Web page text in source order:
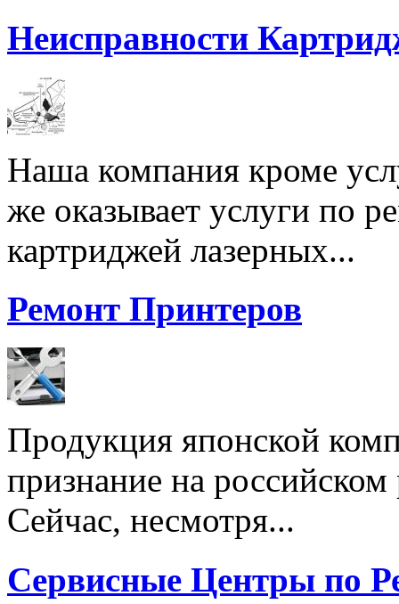
Неисправности
Наша компания кроме
же оказывает услуги по
картриджей лазерных...
Ремонт Принтеров
Продукция японской
признание на
Сейчас, несмотря...
Сервисные Центры по